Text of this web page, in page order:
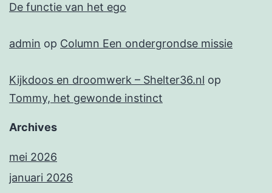
De functie van het ego
admin op Column Een ondergrondse missie
Kijkdoos en droomwerk – Shelter36.nl op
Tommy, het gewonde instinct
Archives
mei 2026
januari 2026